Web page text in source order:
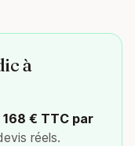
à
168 € TTC par
réels.